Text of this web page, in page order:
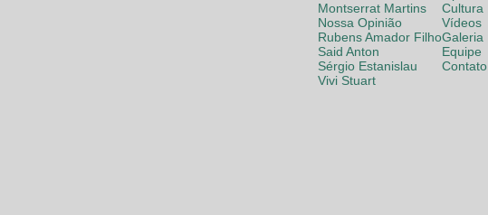
Montserrat Martins
Nossa Opinião
Rubens Amador Filho
Said Anton
Sérgio Estanislau
Vivi Stuart
Cultura
Vídeos
Galeria
Equipe
Contato